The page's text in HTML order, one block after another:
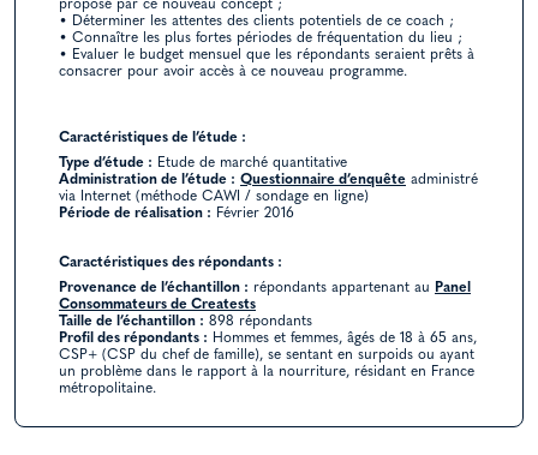
proposé par ce nouveau concept ;
• Déterminer les attentes des clients potentiels de ce coach ;
• Connaître les plus fortes périodes de fréquentation du lieu ;
• Evaluer le budget mensuel que les répondants seraient prêts à
consacrer pour avoir accès à ce nouveau programme.
Caractéristiques de l’étude :
Type d’étude : Etude de marché quantitative
Administration de l’étude : Questionnaire d’enquête administré
via Internet (méthode CAWI / sondage en ligne)
Période de réalisation : Février 2016
Caractéristiques des répondants :
Provenance de l’échantillon : répondants appartenant au Panel
Consommateurs de Creatests
Taille de l’échantillon : 898 répondants
Profil des répondants : Hommes et femmes, âgés de 18 à 65 ans,
CSP+ (CSP du chef de famille), se sentant en surpoids ou ayant
un problème dans le rapport à la nourriture, résidant en France
métropolitaine.